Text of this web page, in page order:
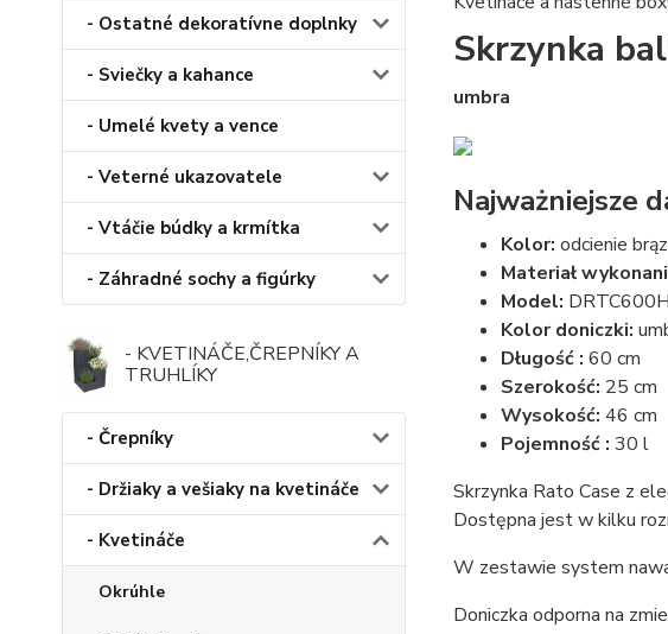
- Ostatné dekoratívne doplnky
- Sviečky a kahance
- Umelé kvety a vence
- Veterné ukazovatele
- Vtáčie búdky a krmítka
- Záhradné sochy a figúrky
- KVETINÁČE,ČREPNÍKY A
TRUHLÍKY
- Črepníky
- Držiaky a vešiaky na kvetináče
- Kvetináče
Okrúhle
Skrzynka
umbra
Najważniejsze
Kolor: odcienie
Materiał
Model: DRTC600H
Kolor doniczki:
Długość : 60 cm
Szerokość: 25 cm
Wysokość: 46 cm
Pojemność : 30 l
Skrzynka Rato Case z
Dostępna jest w kilku
W zestawie system
Doniczka odporna na